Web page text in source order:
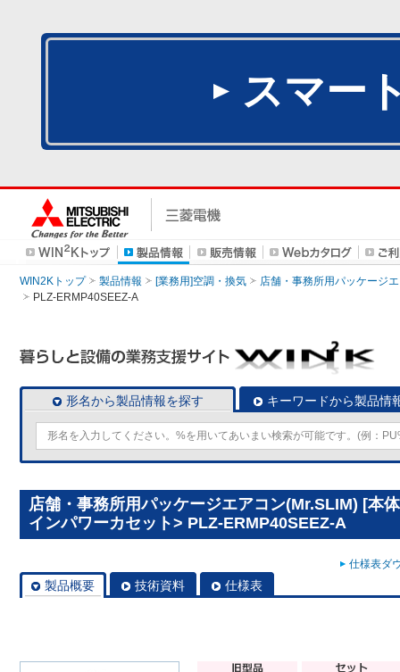
スマー
WIN2Kトップ 製品情報 [業務用]空調・換気
店舗・事務所用パッケージ
PLZ-ERMP40SEEZ-A
形名から製品情報を探す キーワードから製品情
店舗・事務所用パッケージエアコン(Mr.SLIM) [本
インパワーカセット> PLZ-ERMP40SEEZ-A
仕様表ダ
製品概要 技術資料 仕様表